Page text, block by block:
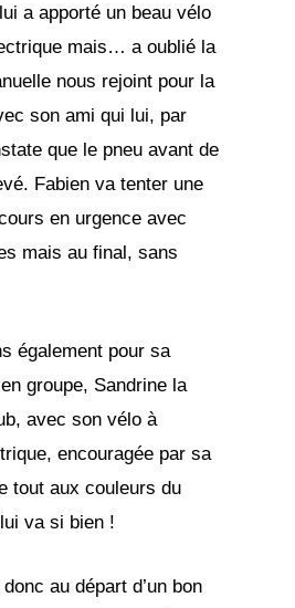
a apporté un beau vélo
mais… a oublié la
nous rejoint pour la
son ami qui lui, par
que le pneu avant de
Fabien va tenter une
en urgence avec
mais au final, sans
également pour sa
groupe, Sandrine la
avec son vélo à
encouragée par sa
tout aux couleurs du
va si bien !
au départ d’un bon